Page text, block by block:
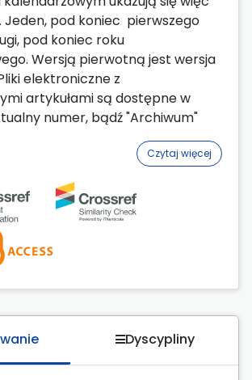
Jeden, pod koniec pierwszego
pod koniec roku
Wersją pierwotną jest wersja
elektroniczne z
artykułami są dostępne w
numer, bądź "Archiwum"
Czytaj więcej
Dyscypliny